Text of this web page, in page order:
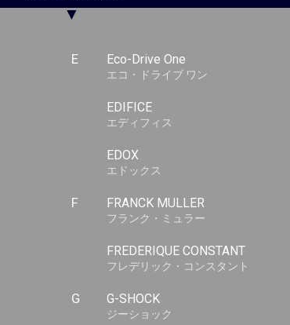
▼
E Eco-Drive One
エコ・ドライブ ワン
EDIFICE
エディフィス
EDOX
エドックス
F FRANCK MULLER
フランク・ミュラー
FREDERIQUE CONSTANT
フレデリック・コンスタント
G G-SHOCK
ジーショック